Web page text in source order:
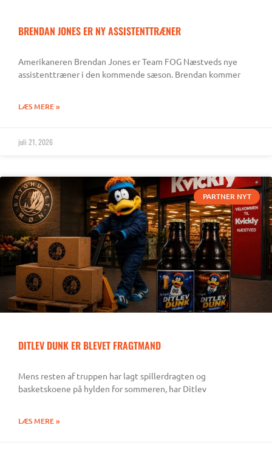
BRENDAN JONES ER NY ASSISTENTTRÆNER
Amerikaneren Brendan Jones er Team FOG Næstveds nye
assistenttræner i den kommende sæson. Brendan kommer
LÆS MERE »
juli 21, 2026
PARTNER NYT
DITLEV DUNK ER BLEVET FRAGTMAND
Mens resten af truppen har lagt spillerdragten og
basketskoene på hylden for sommeren, har Ditlev
LÆS MERE »